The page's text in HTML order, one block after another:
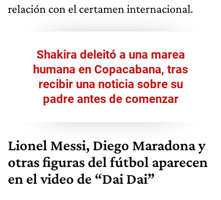
relación con el certamen internacional.
Shakira deleitó a una marea
humana en Copacabana, tras
recibir una noticia sobre su
padre antes de comenzar
Lionel Messi, Diego Maradona y
otras figuras del fútbol aparecen
en el video de “Dai Dai”